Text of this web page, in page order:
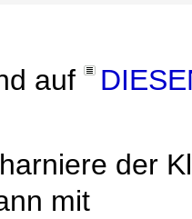
auf
der
mit